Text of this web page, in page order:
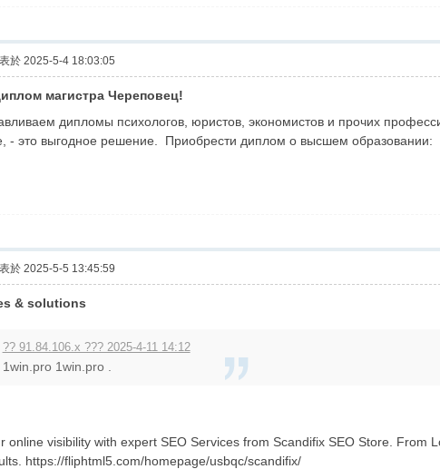
於 2025-5-4 18:03:05
магистра Череповец!
дипломы психологов, юристов, экономистов и прочих
- это выгодное решение. Приобрести диплом о высшем образовании:
於 2025-5-5 13:45:59
& solutions
?? 91.84.106.x ??? 2025-4-11 14:12
1win.pro 1win.pro .
online visibility with expert SEO Services from Scandifix SEO Store.
https://fliphtml5.com/homepage/usbqc/scandifix/